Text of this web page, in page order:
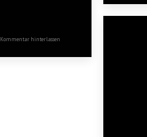
Kommentar hinterlassen